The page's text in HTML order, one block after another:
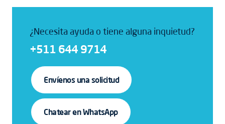
¿Necesita ayuda o tiene alguna inquietud?
+511 644 9714
Envíenos una solicitud
Chatear en WhatsApp